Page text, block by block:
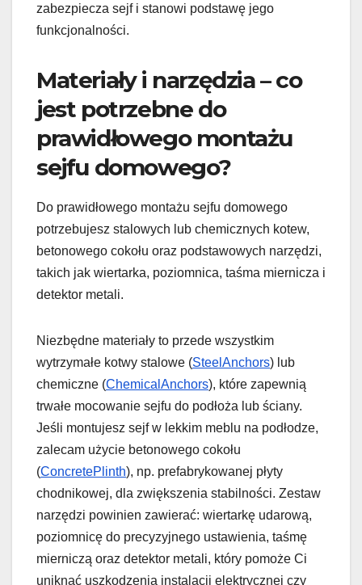
zabezpiecza sejf i stanowi podstawę jego
funkcjonalności.
Materiały i narzędzia – co
jest potrzebne do
prawidłowego montażu
sejfu domowego?
Do prawidłowego montażu sejfu domowego
potrzebujesz stalowych lub chemicznych kotew,
betonowego cokołu oraz podstawowych narzędzi,
takich jak wiertarka, poziomnica, taśma miernicza i
detektor metali.
Niezbędne materiały to przede wszystkim
wytrzymałe kotwy stalowe (SteelAnchors) lub
chemiczne (ChemicalAnchors), które zapewnią
trwałe mocowanie sejfu do podłoża lub ściany.
Jeśli montujesz sejf w lekkim meblu na podłodze,
zalecam użycie betonowego cokołu
(ConcretePlinth), np. prefabrykowanej płyty
chodnikowej, dla zwiększenia stabilności. Zestaw
narzędzi powinien zawierać: wiertarkę udarową,
poziomnicę do precyzyjnego ustawienia, taśmę
mierniczą oraz detektor metali, który pomoże Ci
uniknąć uszkodzenia instalacji elektrycznej czy